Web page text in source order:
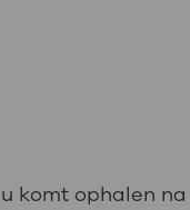
komt ophalen